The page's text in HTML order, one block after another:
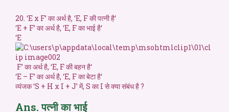
20. ‘E x F’ का अर्थ है, ‘E, F की पत्नी है‘
‘E + F’ का अर्थ है, ‘E, F का भाई है‘
‘E
F’ का अर्थ है, ‘E, F की बहन है‘
‘E – F’ का अर्थ है, ‘E, F का बेटा है‘
व्यंजक ‘S + H x I + J’ में, S का I से क्या संबंध है ?
Ans. पत्नी का भाई